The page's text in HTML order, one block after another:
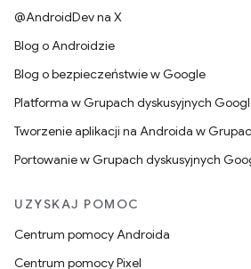
@AndroidDev na X
Blog o Androidzie
Blog o bezpieczeństwie w Google
Platforma w Grupach dyskusyjnych
Tworzenie aplikacji na Androida w
Portowanie w Grupach dyskusyjnych
UZYSKAJ POMOC
Centrum pomocy Androida
Centrum pomocy Pixel